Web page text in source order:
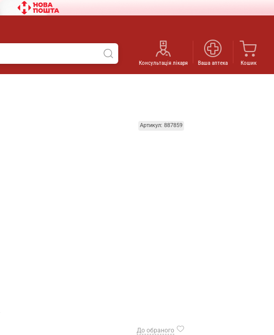
Консультація лікаря Ваша аптека Кошик
Артикул: 887859
До обраного